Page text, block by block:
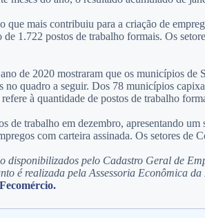
mais contribuiu para a criação de
1.722 postos de trabalho formais. Os
de 2020 mostraram que os municípios
no quadro a seguir. Dos 78 municípios
à quantidade de postos de trabalho
trabalho em dezembro, apresentando
com carteira assinada. Os setores
disponibilizados pelo Cadastro Geral de
é realizada pela Assessoria Econômica da